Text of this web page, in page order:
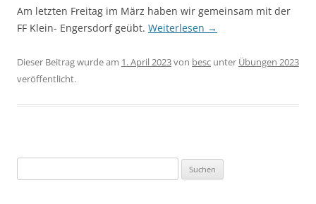
Am letzten Freitag im März haben wir gemeinsam mit der
FF Klein- Engersdorf geübt. Weiterlesen →
Dieser Beitrag wurde am 1. April 2023von besc unter Übungen 2023
veröffentlicht.
nach: